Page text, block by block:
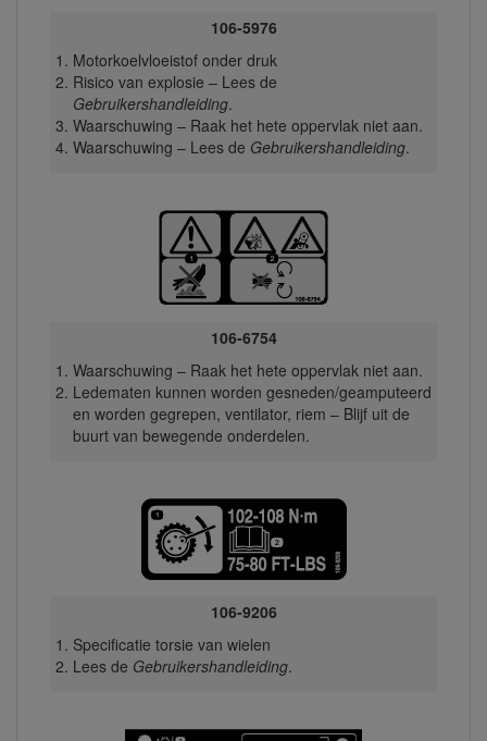
106-5976
Motorkoelvloeistof onder druk
Risico van explosie – Lees de
Gebruikershandleiding.
Waarschuwing – Raak het hete oppervlak niet aan.
Waarschuwing – Lees de Gebruikershandleiding.
106-6754
Waarschuwing – Raak het hete oppervlak niet aan.
Ledematen kunnen worden gesneden/geamputeerd
en worden gegrepen, ventilator, riem – Blijf uit de
buurt van bewegende onderdelen.
106-9206
Specificatie torsie van wielen
Lees de Gebruikershandleiding.